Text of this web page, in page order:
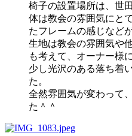
椅子の設置場所は、世
体は教会の雰囲気にと
たフレームの感じなど
生地は教会の雰囲気や
も考えて、オーナー様
少し光沢のある落ち着
た。
全然雰囲気が変わって
た＾＾